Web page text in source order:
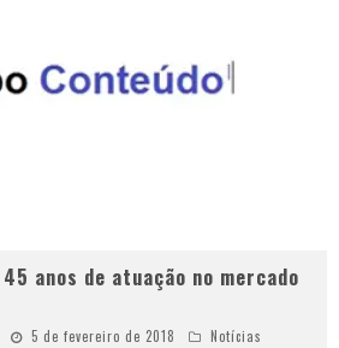
45 anos de atuação no mercado
5 de fevereiro de 2018 Notícias